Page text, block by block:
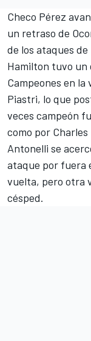
Checo Pérez
un retraso de
de los ataques de
Hamilton tuvo un
Campeones en
Piastri, lo que
veces campeón
como por
Antonelli se
ataque por fuera
vuelta, pero otra
césped.